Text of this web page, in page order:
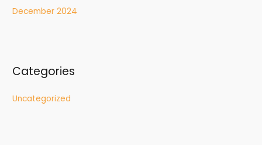
December 2024
Categories
Uncategorized